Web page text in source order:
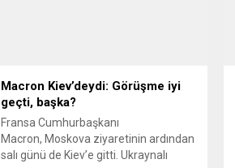
Macron Kiev’deydi: Görüşme iyi
geçti, başka?
Fransa Cumhurbaşkanı
Macron, Moskova ziyaretinin ardından
salı günü de Kiev’e gitti. Ukraynalı